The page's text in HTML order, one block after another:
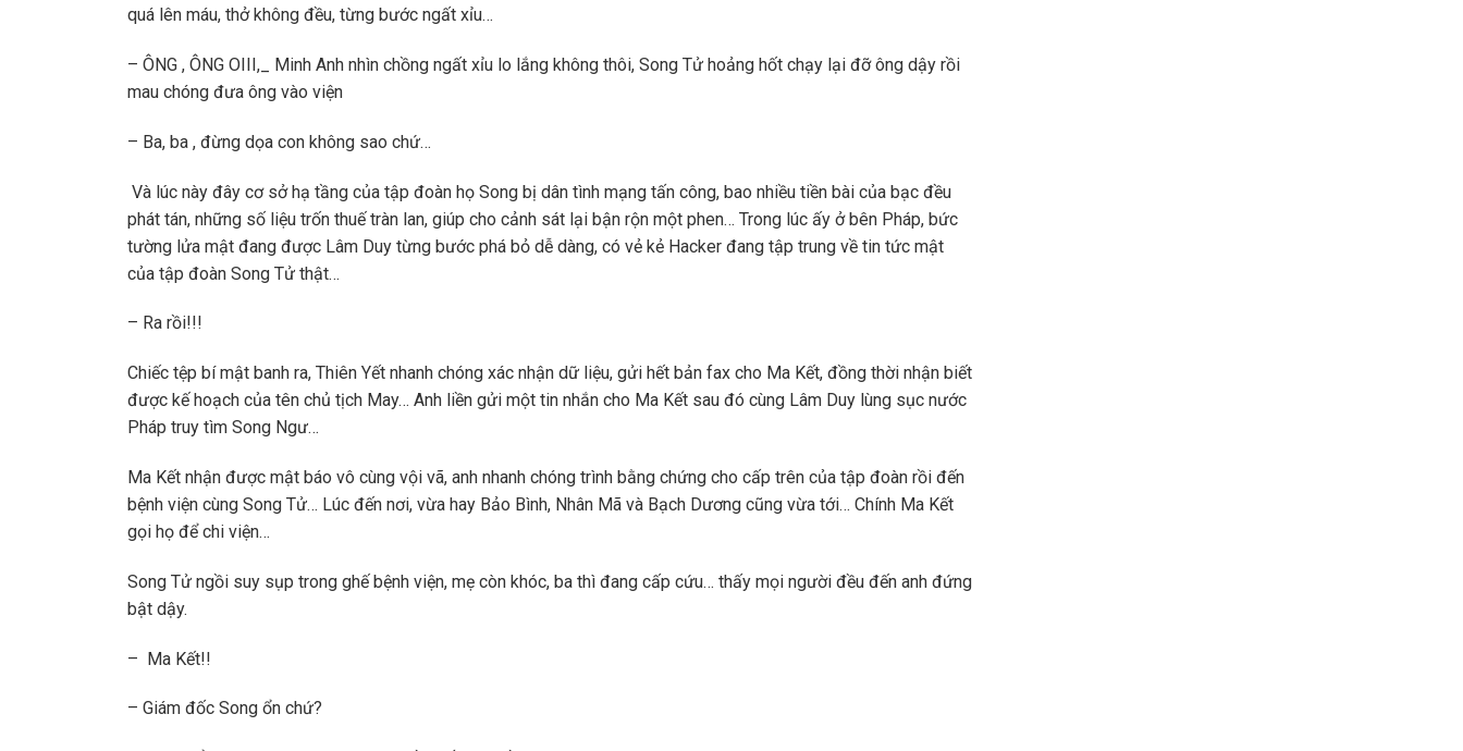
quá lên máu, thở không đều, từng bước ngất xỉu…
– ÔNG , ÔNG OIII,_ Minh Anh nhìn chồng ngất xỉu lo lắng không thôi, Song Tử hoảng hốt chạy lại đỡ ông dậy rồi
mau chóng đưa ông vào viện
– Ba, ba , đừng dọa con không sao chứ…
Và lúc này đây cơ sở hạ tầng của tập đoàn họ Song bị dân tình mạng tấn công, bao nhiều tiền bài của bạc đều
phát tán, những số liệu trốn thuế tràn lan, giúp cho cảnh sát lại bận rộn một phen… Trong lúc ấy ở bên Pháp, bức
tường lửa mật đang được Lâm Duy từng bước phá bỏ dễ dàng, có vẻ kẻ Hacker đang tập trung về tin tức mật
của tập đoàn Song Tử thật…
– Ra rồi!!!
Chiếc tệp bí mật banh ra, Thiên Yết nhanh chóng xác nhận dữ liệu, gửi hết bản fax cho Ma Kết, đồng thời nhận biết
được kế hoạch của tên chủ tịch May… Anh liền gửi một tin nhắn cho Ma Kết sau đó cùng Lâm Duy lùng sục nước
Pháp truy tìm Song Ngư…
Ma Kết nhận được mật báo vô cùng vội vã, anh nhanh chóng trình bằng chứng cho cấp trên của tập đoàn rồi đến
bệnh viện cùng Song Tử… Lúc đến nơi, vừa hay Bảo Bình, Nhân Mã và Bạch Dương cũng vừa tới… Chính Ma Kết
gọi họ để chi viện…
Song Tử ngồi suy sụp trong ghế bệnh viện, mẹ còn khóc, ba thì đang cấp cứu… thấy mọi người đều đến anh đứng
bật dậy.
– Ma Kết!!
– Giám đốc Song ổn chứ?